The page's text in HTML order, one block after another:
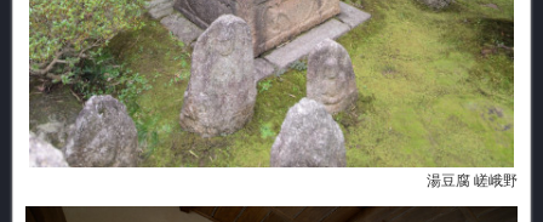
湯豆腐 嵯峨野